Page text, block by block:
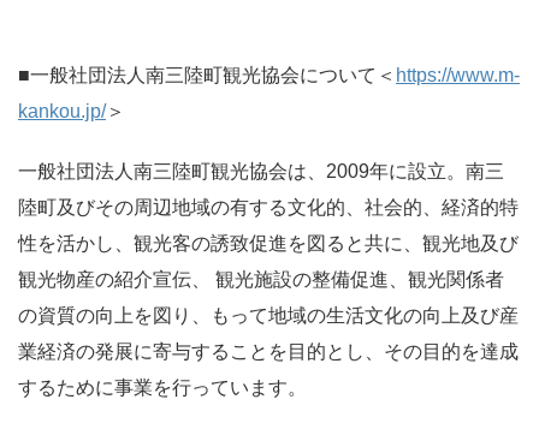
■一般社団法人南三陸町観光協会について＜ https://www.m-
kankou.jp/＞
一般社団法人南三陸町観光協会は、2009年に設立。南三
陸町及びその周辺地域の有する文化的、社会的、経済的特
性を活かし、観光客の誘致促進を図ると共に、観光地及び
観光物産の紹介宣伝、 観光施設の整備促進、観光関係者
の資質の向上を図り、もって地域の生活文化の向上及び産
業経済の発展に寄与することを目的とし、その目的を達成
するために事業を行っています。